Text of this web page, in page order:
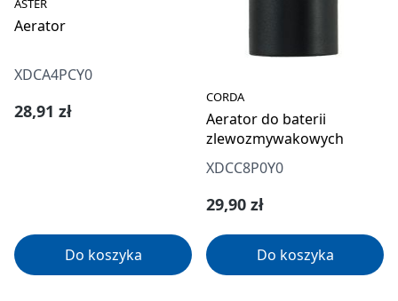
ASTER
Aerator
XDCA4PCY0
Cena regularna:
28,91 zł
Do koszyka
CORDA
Aerator do baterii
zlewozmywakowych
XDCC8P0Y0
Cena regularna:
29,90 zł
Do koszyka